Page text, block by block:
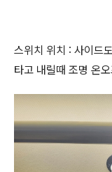
스위치 위치 : 사이드
타고 내릴때 조명 온